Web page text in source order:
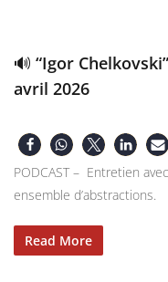
🔊 “Igor
avril 2026
PODCAST – Entretien
ensemble d’abstractions.
Read More